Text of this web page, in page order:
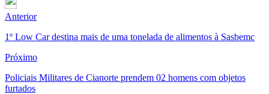
Anterior
1º Low Car destina mais de uma tonelada de alimentos à Sasbemc
Próximo
Policiais Militares de Cianorte prendem 02 homens com objetos
furtados